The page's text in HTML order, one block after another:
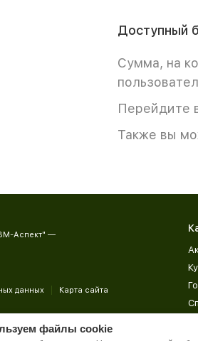
Доступный
Сумма, на
Перейдите
Также вы
Аспект" —
данных Карта сайта
файлы cookie